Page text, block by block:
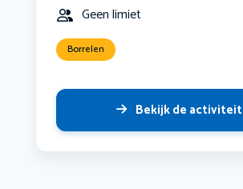
Geen limiet
Borrelen
Bekijk de activiteit